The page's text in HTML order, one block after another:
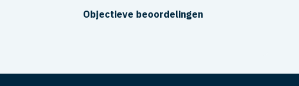
Objectieve beoordelingen